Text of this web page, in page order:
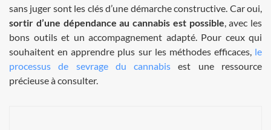
sans juger sont les clés d’une démarche constructive. Car oui,
sortir d’une dépendance au cannabis est possible, avec les
bons outils et un accompagnement adapté. Pour ceux qui
souhaitent en apprendre plus sur les méthodes efficaces, le
processus de sevrage du cannabis est une ressource
précieuse à consulter.